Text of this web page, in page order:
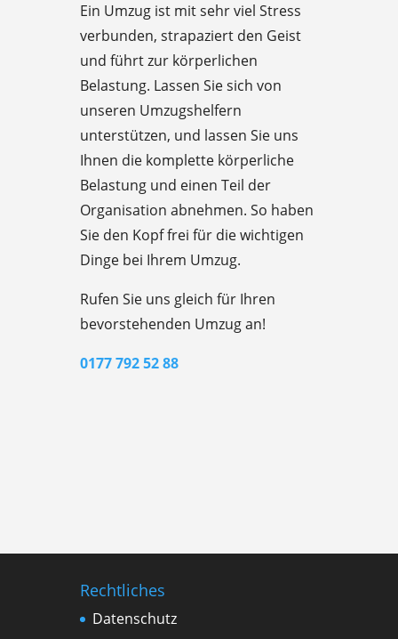
Ein Umzug ist mit sehr viel Stress
verbunden, strapaziert den Geist
und führt zur körperlichen
Belastung. Lassen Sie sich von
unseren Umzugshelfern
unterstützen, und lassen Sie uns
Ihnen die komplette körperliche
Belastung und einen Teil der
Organisation abnehmen. So haben
Sie den Kopf frei für die wichtigen
Dinge bei Ihrem Umzug.
Rufen Sie uns gleich für Ihren
bevorstehenden Umzug an!
0177 792 52 88
Rechtliches
Datenschutz